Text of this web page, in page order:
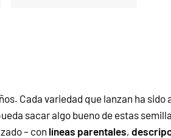
Cada variedad que lanzan ha sido
sacar algo bueno de estas
– con líneas parentales,